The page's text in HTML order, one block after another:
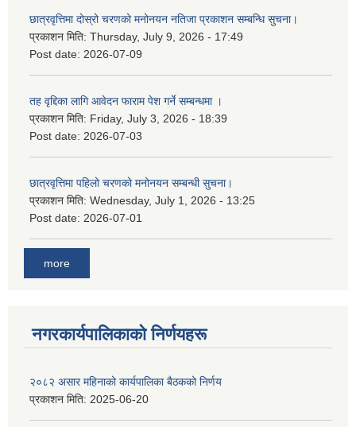
छात्रवृत्तिमा दोस्रो चरणको मनोनयन नतिजा प्रकाशन सम्बन्धि सुचना।
प्रकाशन मिति: Thursday, July 9, 2026 - 17:49
Post date: 2026-07-09
तह वृद्दिका लागि आवेदन फाराम पेश गर्ने सम्बन्धमा ।
प्रकाशन मिति: Friday, July 3, 2026 - 18:39
Post date: 2026-07-03
छात्रवृत्तिमा पहिलो चरणको मनोनयन सम्बन्धी सुचना।
प्रकाशन मिति: Wednesday, July 1, 2026 - 13:25
Post date: 2026-07-01
more
नगरकार्यपालिकाकाे निर्णयहरू
२०८२ असार महिनाको कार्यपालिका बैठकको निर्णय
प्रकाशन मिति: 2025-06-20